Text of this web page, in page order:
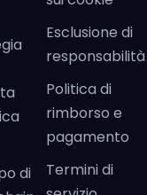
di
Esclusione di
responsabilità
Politica di
rimborso e
pagamento
Termini di